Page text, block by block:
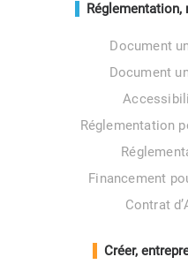
Réglementation,
Document
Document
Réglementation
Financement
Contrat
Créer,